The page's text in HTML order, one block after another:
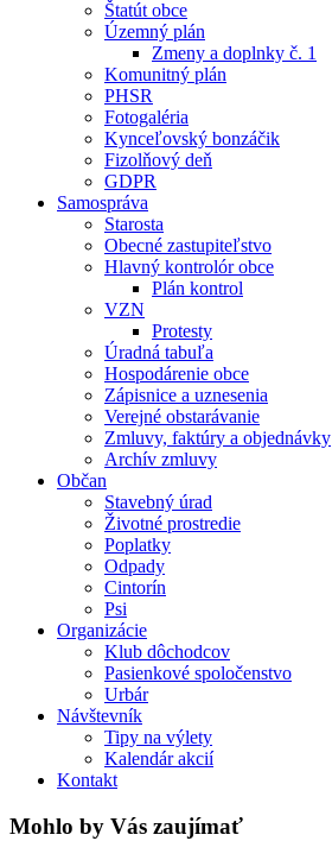
Štatút obce
Územný plán
Zmeny a doplnky č. 1
Komunitný plán
PHSR
Fotogaléria
Kynceľovský bonzáčik
Fizolňový deň
GDPR
Samospráva
Starosta
Obecné zastupiteľstvo
Hlavný kontrolór obce
Plán kontrol
VZN
Protesty
Úradná tabuľa
Hospodárenie obce
Zápisnice a uznesenia
Verejné obstarávanie
Zmluvy, faktúry a objednávky
Archív zmluvy
Občan
Stavebný úrad
Životné prostredie
Poplatky
Odpady
Cintorín
Psi
Organizácie
Klub dôchodcov
Pasienkové spoločenstvo
Urbár
Návštevník
Tipy na výlety
Kalendár akcií
Kontakt
Mohlo by Vás zaujímať